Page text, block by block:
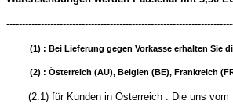
(1) : Bei Lieferung gegen Vorkasse erhalten Sie
(2) : Österreich (AU), Belgien (BE), Frankreich
(2.1) für Kunden in Österreich : Die